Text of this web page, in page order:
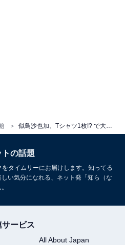
トの話題
タイムリーにお届けします。知ってる
い気分になれる、ネット発「知ら（な
サービス
All About Japan